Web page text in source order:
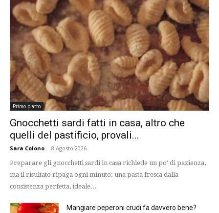
Primo piatto
Gnocchetti sardi fatti in casa, altro che
quelli del pastificio, provali...
Sara Colono - 8 Agosto 2026
Preparare gli gnocchetti sardi in casa richiede un po' di pazienza,
ma il risultato ripaga ogni minuto: una pasta fresca dalla
consistenza perfetta, ideale...
Mangiare peperoni crudi fa davvero bene?